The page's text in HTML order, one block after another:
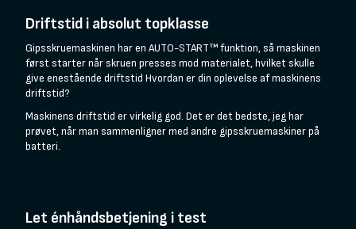
Driftstid i absolut topklasse
Gipsskruemaskinen har en AUTO-START™ funktion, så maskinen
først starter når skruen presses mod materialet, hvilket skulle
give enestående driftstid Hvordan er din oplevelse af maskinens
driftstid?
Maskinens driftstid er virkelig god. Det er det bedste, jeg har
prøvet, når man sammenligner med andre gipsskruemaskiner på
batteri.
Let énhåndsbetjening i test